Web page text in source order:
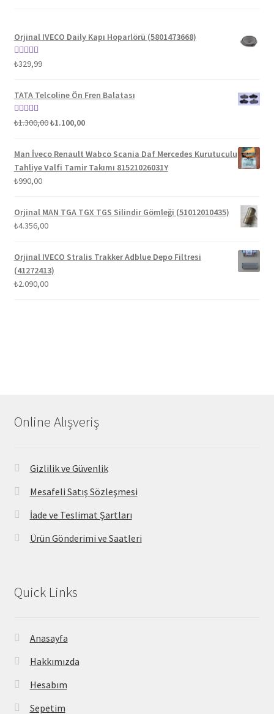
Orjinal IVECO Daily Kapı Hoparlörü (5801473668)
5 üzerinden
₺329,99
TATA Telcoline Ön Fren Balatası
5 üzerinden
₺1.300,00Orijinal
₺1.300,00.
₺1.100,00Şu
fiyat:
₺1.100,00.
Man İveco Renault Wabco Scania Daf Mercedes Kurutuculu
Tahliye Valfi Tamir Takımı 81521026031Y
₺990,00
Orjinal MAN TGA TGX TGS Silindir Gömleği (51012010435)
₺4.356,00
Orjinal IVECO Stralis Trakker Adblue Depo Filtresi
(41272413)
₺2.090,00
Online Alışveriş
Gizlilik ve Güvenlik
Mesafeli Satış Sözleşmesi
İade ve Teslimat Şartları
Ürün Gönderimi ve Saatleri
Quick Links
Anasayfa
Hakkımızda
Hesabım
Sepetim